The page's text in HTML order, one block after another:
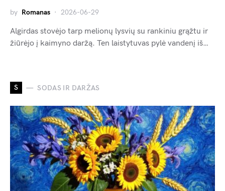
by Romanas 2026-06-29
Algirdas stovėjo tarp melionų lysvių su rankiniu grąžtu ir
žiūrėjo į kaimyno daržą. Ten laistytuvas pylė vandenį iš…
S SODAS IR DARŽAS